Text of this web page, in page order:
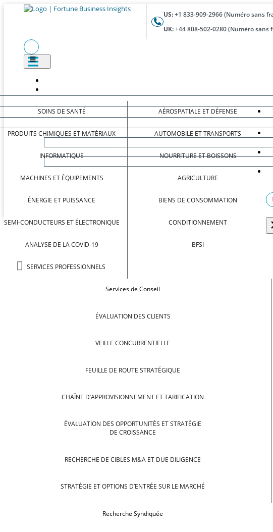
US:+1 833-909-2966 (Numéro sans
UK:+44 808-502-0280 (Numéro sans
SOINS DE SANTÉ
PRODUITS CHIMIQUES ET MATÉRIAUX
INFORMATIQUE
MACHINES ET ÉQUIPEMENTS
ÉNERGIE ET PUISSANCE
SEMI-CONDUCTEURS ET ÉLECTRONIQUE
ANALYSE DE LA COVID-19
SERVICES PROFESSIONNELS
AÉROSPATIALE ET DÉFENSE
AUTOMOBILE ET TRANSPORTS
NOURRITURE ET BOISSONS
AGRICULTURE
BIENS DE CONSOMMATION
CONDITIONNEMENT
BFSI
Services de Conseil
ÉVALUATION DES CLIENTS
VEILLE CONCURRENTIELLE
FEUILLE DE ROUTE STRATÉGIQUE
CHAÎNE D’APPROVISIONNEMENT ET TARIFICATION
ÉVALUATION DES OPPORTUNITÉS ET STRATÉGIE
DE CROISSANCE
RECHERCHE DE CIBLES M&A ET DUE DILIGENCE
STRATÉGIE ET OPTIONS D’ENTRÉE SUR LE MARCHÉ
Recherche Syndiquée